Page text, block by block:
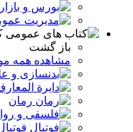
باز گشت
مشاهده همه
رمان